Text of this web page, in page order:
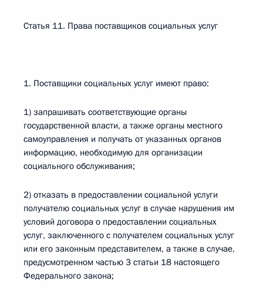
Статья 11. Права поставщиков социальных услуг
1. Поставщики социальных услуг имеют право:
1) запрашивать соответствующие органы
государственной власти, а также органы местного
самоуправления и получать от указанных органов
информацию, необходимую для организации
социального обслуживания;
2) отказать в предоставлении социальной услуги
получателю социальных услуг в случае нарушения им
условий договора о предоставлении социальных
услуг, заключенного с получателем социальных услуг
или его законным представителем, а также в случае,
предусмотренном частью 3 статьи 18 настоящего
Федерального закона;